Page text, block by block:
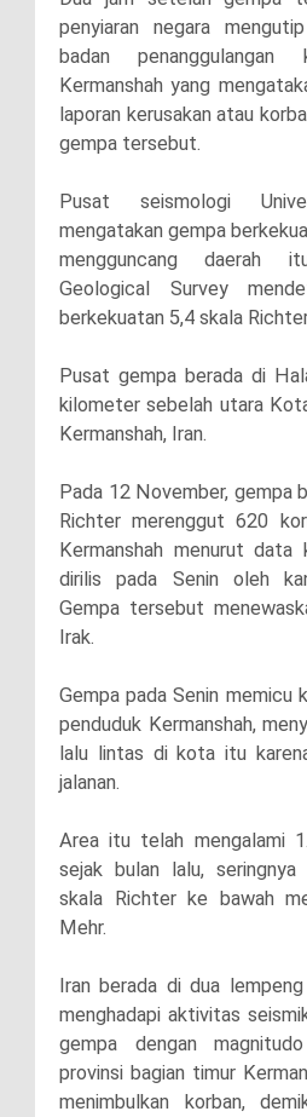
penyiaran negara
badan
Kermanshah yang
laporan kerusakan atau
gempa tersebut.
Pusat seismologi
mengatakan gempa
mengguncang daerah
Geological Survey
berkekuatan 5,4 skala
Pusat gempa berada di
kilometer sebelah utara
Kermanshah, Iran.
Pada 12 November, gempa
Richter merenggut 620
Kermanshah menurut data
dirilis pada Senin oleh
Gempa tersebut
Irak.
Gempa pada Senin memicu
penduduk Kermanshah,
lalu lintas di kota itu
jalanan.
Area itu telah mengalami
sejak bulan lalu,
skala Richter ke bawah
Mehr.
Iran berada di dua
menghadapi aktivitas
gempa dengan
provinsi bagian timur
menimbulkan korban,